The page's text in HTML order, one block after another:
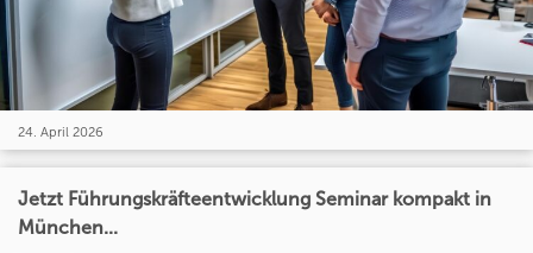
24. April 2026
Jetzt Führungskräfteentwicklung Seminar kompakt in
München...